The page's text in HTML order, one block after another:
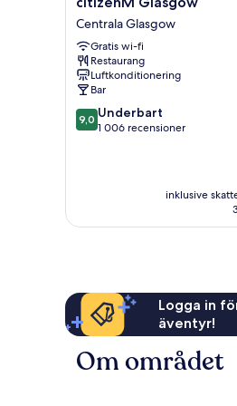
Glasgow
Centrala
Glasgow
Centrala Glasgow
Gratis wi-fi
Restaurang
Luftkonditionering
Bar
9.0
av
9,0 Underbart
1 006 recensioner
inklusive
Logga in
äventyr!
Om området